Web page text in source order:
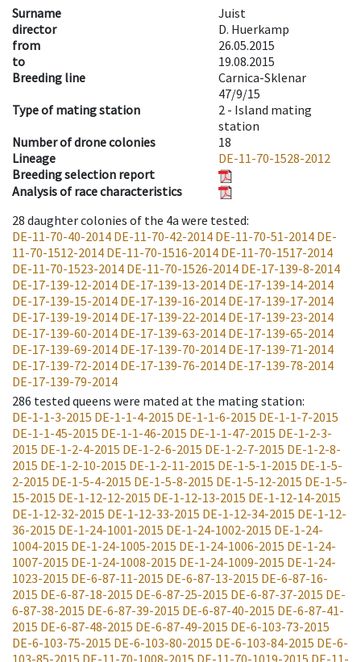
Surname
Juist
director
D. Huerkamp
from
26.05.2015
to
19.08.2015
Breeding line
Carnica-Sklenar
47/9/15
Type of mating station
2 - Island mating
station
Number of drone colonies
18
Lineage
DE-11-70-1528-2012
Breeding selection report
Analysis of race characteristics
28 daughter colonies of the 4a were tested:
DE-11-70-40-2014 DE-11-70-42-2014 DE-11-70-51-2014 DE-
11-70-1512-2014 DE-11-70-1516-2014 DE-11-70-1517-2014
DE-11-70-1523-2014 DE-11-70-1526-2014 DE-17-139-8-2014
DE-17-139-12-2014 DE-17-139-13-2014 DE-17-139-14-2014
DE-17-139-15-2014 DE-17-139-16-2014 DE-17-139-17-2014
DE-17-139-19-2014 DE-17-139-22-2014 DE-17-139-23-2014
DE-17-139-60-2014 DE-17-139-63-2014 DE-17-139-65-2014
DE-17-139-69-2014 DE-17-139-70-2014 DE-17-139-71-2014
DE-17-139-72-2014 DE-17-139-76-2014 DE-17-139-78-2014
DE-17-139-79-2014
286 tested queens were mated at the mating station:
DE-1-1-3-2015 DE-1-1-4-2015 DE-1-1-6-2015 DE-1-1-7-2015
DE-1-1-45-2015 DE-1-1-46-2015 DE-1-1-47-2015 DE-1-2-3-
2015 DE-1-2-4-2015 DE-1-2-6-2015 DE-1-2-7-2015 DE-1-2-8-
2015 DE-1-2-10-2015 DE-1-2-11-2015 DE-1-5-1-2015 DE-1-5-
2-2015 DE-1-5-4-2015 DE-1-5-8-2015 DE-1-5-12-2015 DE-1-5-
15-2015 DE-1-12-12-2015 DE-1-12-13-2015 DE-1-12-14-2015
DE-1-12-32-2015 DE-1-12-33-2015 DE-1-12-34-2015 DE-1-12-
36-2015 DE-1-24-1001-2015 DE-1-24-1002-2015 DE-1-24-
1004-2015 DE-1-24-1005-2015 DE-1-24-1006-2015 DE-1-24-
1007-2015 DE-1-24-1008-2015 DE-1-24-1009-2015 DE-1-24-
1023-2015 DE-6-87-11-2015 DE-6-87-13-2015 DE-6-87-16-
2015 DE-6-87-18-2015 DE-6-87-25-2015 DE-6-87-37-2015 DE-
6-87-38-2015 DE-6-87-39-2015 DE-6-87-40-2015 DE-6-87-41-
2015 DE-6-87-48-2015 DE-6-87-49-2015 DE-6-103-73-2015
DE-6-103-75-2015 DE-6-103-80-2015 DE-6-103-84-2015 DE-6-
103-85-2015 DE-11-70-1008-2015 DE-11-70-1019-2015 DE-11-